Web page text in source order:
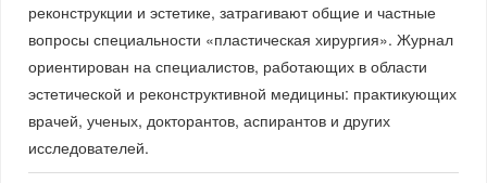
реконструкции и эстетике, затрагивают общие и частные
вопросы специальности «пластическая хирургия». Журнал
ориентирован на специалистов, работающих в области
эстетической и реконструктивной медицины: практикующих
врачей, ученых, докторантов, аспирантов и других
исследователей.